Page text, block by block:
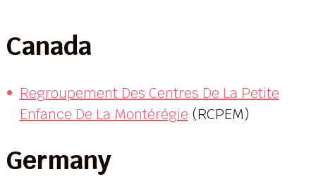
Canada
Regroupement Des Centres De La Petite
Enfance De La Montérégie (RCPEM)
Germany